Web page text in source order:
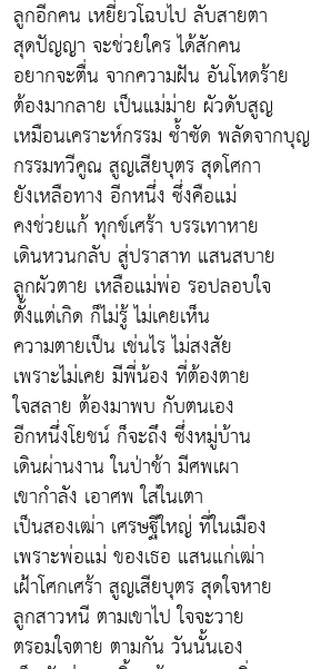
ลูกอีกคน เหยี่ยวโฉบไป ลับสายตา
สุดปัญญา จะช่วยใคร ได้สักคน
อยากจะตื่น จากความฝัน อันโหดร้าย
ต้องมากลาย เป็นแม่ม่าย ผัวดับสูญ
เหมือนเคราะห์กรรม ซ้ำซัด พลัดจากบุญ
กรรมทวีคูณ สูญเสียบุตร สุดโศกา
ยังเหลือทาง อีกหนึ่ง ซึ่งคือแม่
คงช่วยแก้ ทุกข์เศร้า บรรเทาหาย
เดินหวนกลับ สู่ปราสาท แสนสบาย
ลูกผัวตาย เหลือแม่พ่อ รอปลอบใจ
ตั้งแต่เกิด ก็ไม่รู้ ไม่เคยเห็น
ความตายเป็น เช่นไร ไม่สงสัย
เพราะไม่เคย มีพี่น้อง ที่ต้องตาย
ใจสลาย ต้องมาพบ กับตนเอง
อีกหนึ่งโยชน์ ก็จะถึง ซึ่งหมู่บ้าน
เดินผ่านงาน ในป่าช้า มีศพเผา
เขากำลัง เอาศพ ใส่ในเตา
เป็นสองเฒ่า เศรษฐีใหญ่ ที่ในเมือง
เพราะพ่อแม่ ของเธอ แสนแก่เฒ่า
เฝ้าโศกเศร้า สูญเสียบุตร สุดใจหาย
ลูกสาวหนี ตามเขาไป ใจจะวาย
ตรอมใจตาย ตามกัน วันนั้นเอง